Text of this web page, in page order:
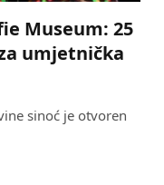
Museum: 25
umjetnička
sinoć je otvoren